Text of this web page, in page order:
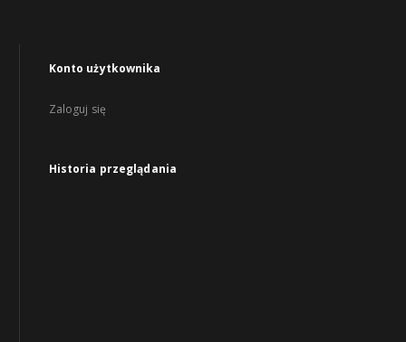
Konto użytkownika
Zaloguj się
Historia przeglądania